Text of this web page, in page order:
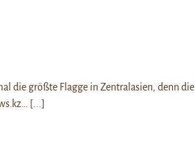
die größte Flagge in Zentralasien, denn die
[...]